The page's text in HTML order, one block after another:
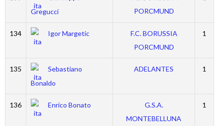
Gregucci
PORCMUND
134 Igor Margetic
F.C. BORUSSIA
PORCMUND
1
135
Sebastiano
Bonaldo
ADELANTES 1
136 Enrico Bonato
G.S.A.
MONTEBELLUNA
1